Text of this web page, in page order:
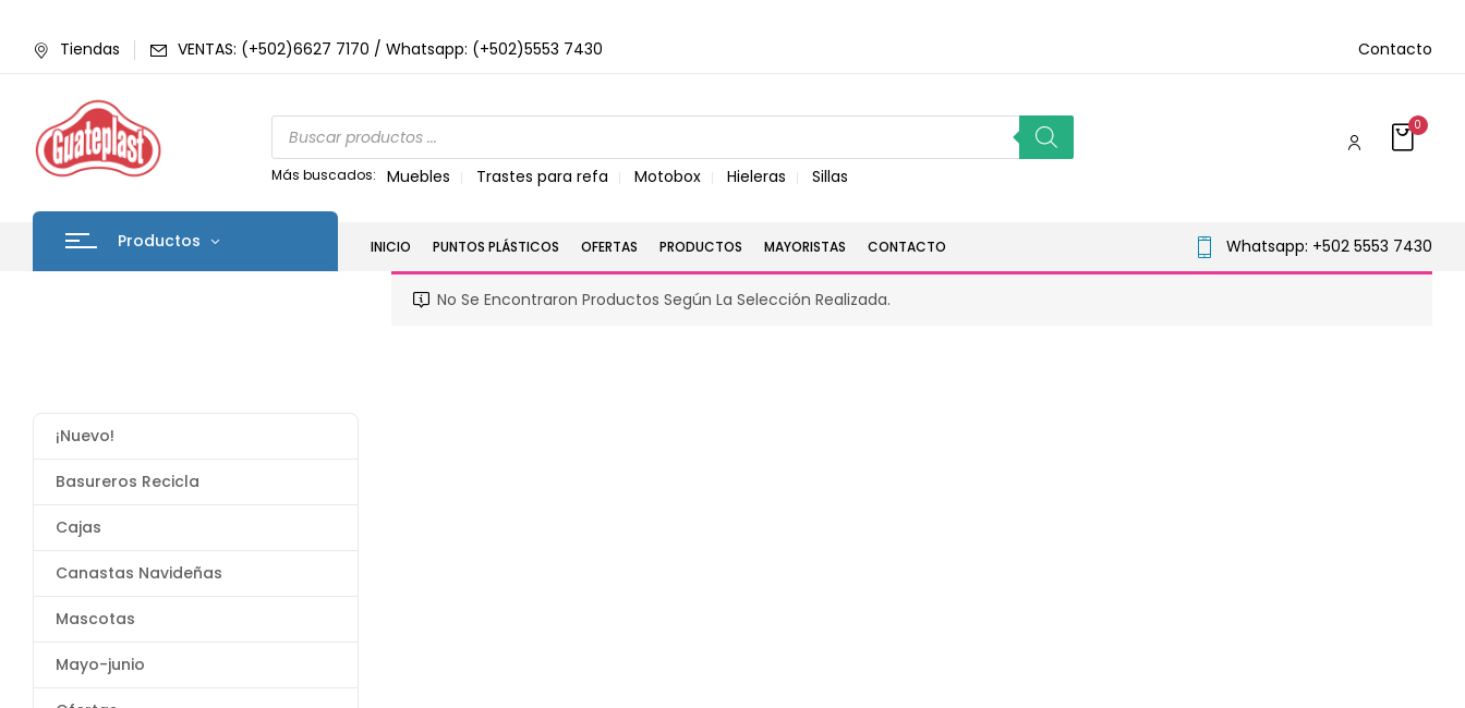
Tiendas VENTAS: (+502)6627 7170 / Whatsapp: (+502)5553 7430 Contacto
Más buscados: Muebles Trastes para refa Motobox Hieleras Sillas
0
Productos INICIO PUNTOS PLÁSTICOS OFERTAS PRODUCTOS MAYORISTAS CONTACTO Whatsapp: +502 5553 7430
¡Nuevo!
Basureros Recicla
Cajas
Canastas Navideñas
Mascotas
Mayo-junio
No Se Encontraron Productos Según La Selección Realizada.